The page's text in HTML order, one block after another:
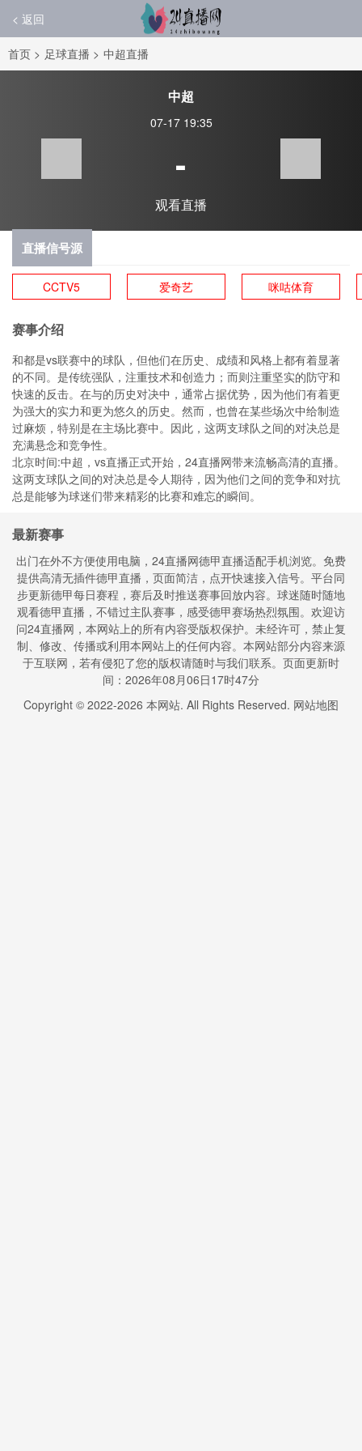
< 返回
首页 > 足球直播 > 中超直播
中超
07-17 19:35
-
观看直播
直播信号源
CCTV5 爱奇艺 咪咕体育
赛事介绍
和都是vs联赛中的球队，但他们在历史、成绩和风格上都有着显著
的不同。是传统强队，注重技术和创造力；而则注重坚实的防守和
快速的反击。在与的历史对决中，通常占据优势，因为他们有着更
为强大的实力和更为悠久的历史。然而，也曾在某些场次中给制造
过麻烦，特别是在主场比赛中。因此，这两支球队之间的对决总是
充满悬念和竞争性。
北京时间:中超，vs直播正式开始，24直播网带来流畅高清的直播。
这两支球队之间的对决总是令人期待，因为他们之间的竞争和对抗
总是能够为球迷们带来精彩的比赛和难忘的瞬间。
最新赛事
出门在外不方便使用电脑，24直播网德甲直播适配手机浏览。免费
提供高清无插件德甲直播，页面简洁，点开快速接入信号。平台同
步更新德甲每日赛程，赛后及时推送赛事回放内容。球迷随时随地
观看德甲直播，不错过主队赛事，感受德甲赛场热烈氛围。欢迎访
问24直播网，本网站上的所有内容受版权保护。未经许可，禁止复
制、修改、传播或利用本网站上的任何内容。本网站部分内容来源
于互联网，若有侵犯了您的版权请随时与我们联系。页面更新时
间：2026年08月06日17时47分
Copyright © 2022-2026 本网站. All Rights Reserved. 网站地图